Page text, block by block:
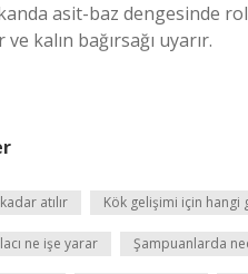
asit-baz dengesinde
kalın bağırsağı uyarır.
atılır Kök gelişimi için hangi
ne işe yarar Şampuanlarda